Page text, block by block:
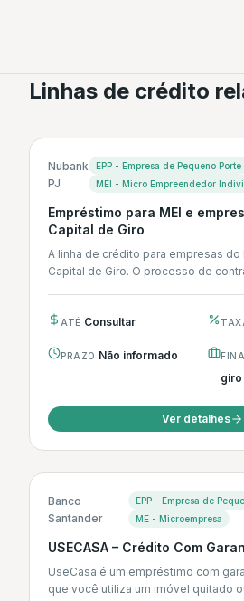
Linhas de crédito
Nubank
PJ
EPP - Empresa de Pequeno Porte
MEI - Micro Empreendedor
Empréstimo para MEI e
Capital de Giro
A linha de crédito para empresas do
Capital de Giro. O processo de
ATÉ Consultar
PRAZO Não informado
giro
Ver detalhes
Banco
Santander
EPP - Empresa de
ME - Microempresa
USECASA – Crédito Com
UseCasa é um empréstimo com
que você utiliza um imóvel quitado